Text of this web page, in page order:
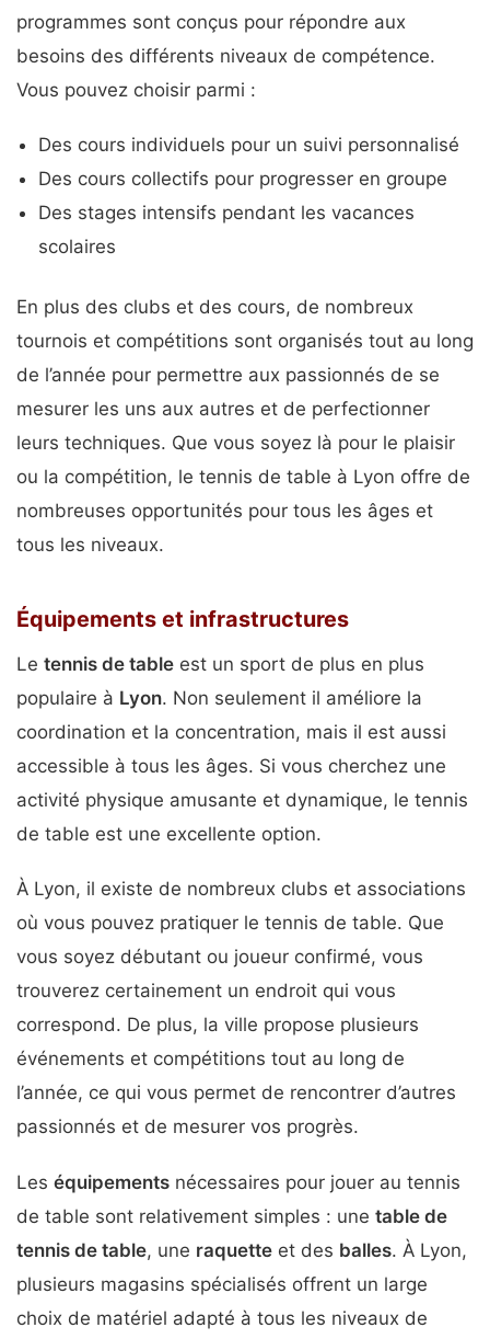
programmes sont conçus pour répondre aux
besoins des différents niveaux de compétence.
Vous pouvez choisir parmi :
Des cours individuels pour un suivi personnalisé
Des cours collectifs pour progresser en groupe
Des stages intensifs pendant les vacances
scolaires
En plus des clubs et des cours, de nombreux
tournois et compétitions sont organisés tout au long
de l’année pour permettre aux passionnés de se
mesurer les uns aux autres et de perfectionner
leurs techniques. Que vous soyez là pour le plaisir
ou la compétition, le tennis de table à Lyon offre de
nombreuses opportunités pour tous les âges et
tous les niveaux.
Équipements et infrastructures
Le tennis de table est un sport de plus en plus
populaire à Lyon. Non seulement il améliore la
coordination et la concentration, mais il est aussi
accessible à tous les âges. Si vous cherchez une
activité physique amusante et dynamique, le tennis
de table est une excellente option.
À Lyon, il existe de nombreux clubs et associations
où vous pouvez pratiquer le tennis de table. Que
vous soyez débutant ou joueur confirmé, vous
trouverez certainement un endroit qui vous
correspond. De plus, la ville propose plusieurs
événements et compétitions tout au long de
l’année, ce qui vous permet de rencontrer d’autres
passionnés et de mesurer vos progrès.
Les équipements nécessaires pour jouer au tennis
de table sont relativement simples : une table de
tennis de table, une raquette et des balles. À Lyon,
plusieurs magasins spécialisés offrent un large
choix de matériel adapté à tous les niveaux de